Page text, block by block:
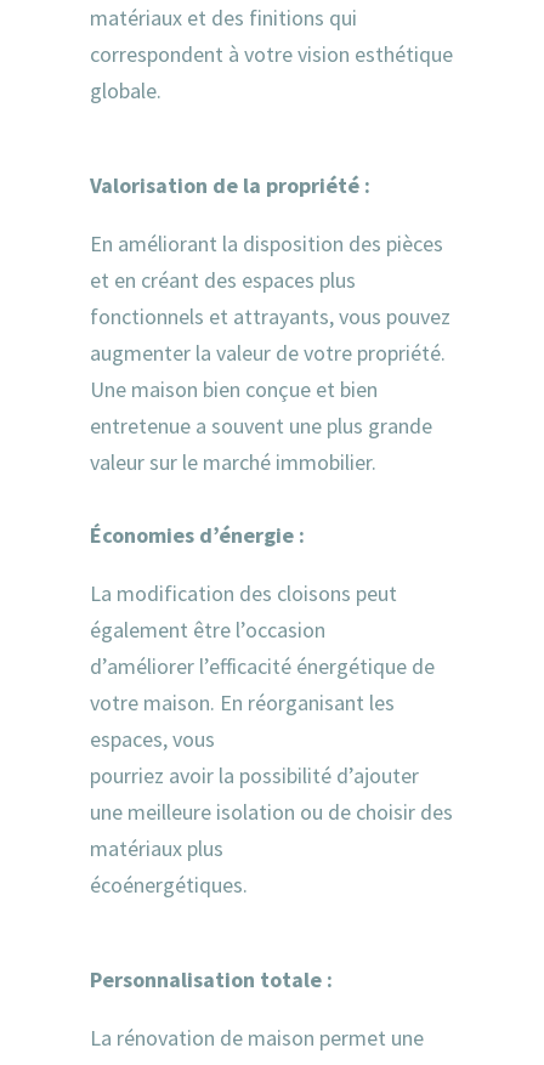
matériaux et des finitions qui
correspondent à votre vision esthétique
globale.
Valorisation de la propriété :
En améliorant la disposition des pièces
et en créant des espaces plus
fonctionnels et attrayants, vous pouvez
augmenter la valeur de votre propriété.
Une maison bien conçue et bien
entretenue a souvent une plus grande
valeur sur le marché immobilier.
Économies d’énergie :
La modification des cloisons peut
également être l’occasion
d’améliorer l’efficacité énergétique de
votre maison. En réorganisant les
espaces, vous
pourriez avoir la possibilité d’ajouter
une meilleure isolation ou de choisir des
matériaux plus
écoénergétiques.
Personnalisation totale :
La rénovation de maison permet une